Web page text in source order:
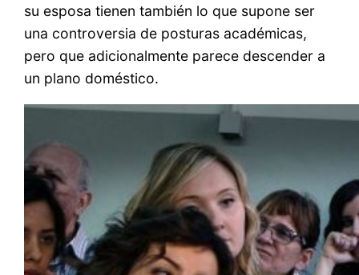
su esposa tienen también lo que supone ser
una controversia de posturas académicas,
pero que adicionalmente parece descender a
un plano doméstico.